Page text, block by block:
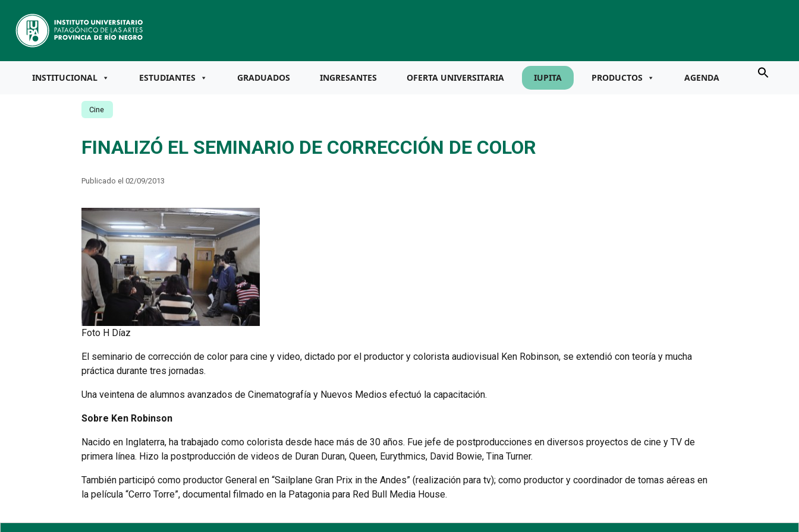
INSTITUCIONAL ESTUDIANTES GRADUADOS INGRESANTES OFERTA UNIVERSITARIA IUPITA PRODUCTOS AGENDA
Cine
FINALIZÓ EL SEMINARIO DE CORRECCIÓN DE COLOR
Publicado el 02/09/2013
Foto H Díaz
El seminario de corrección de color para cine y video, dictado por el productor y colorista audiovisual Ken Robinson, se extendió con teoría y mucha
práctica durante tres jornadas.
Una veintena de alumnos avanzados de Cinematografía y Nuevos Medios efectuó la capacitación.
Sobre Ken Robinson
Nacido en Inglaterra, ha trabajado como colorista desde hace más de 30 años. Fue jefe de postproducciones en diversos proyectos de cine y TV de
primera línea. Hizo la postproducción de videos de Duran Duran, Queen, Eurythmics, David Bowie, Tina Turner.
También participó como productor General en “Sailplane Gran Prix in the Andes” (realización para tv); como productor y coordinador de tomas aéreas en
la película “Cerro Torre”, documental filmado en la Patagonia para Red Bull Media House.